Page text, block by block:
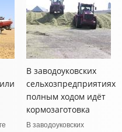
В заводоуковских
сельхозпредприятиях
полным ходом идёт
кормозаготовка
В заводоуковских